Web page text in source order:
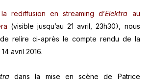
la rediffusion en streaming d’Elektra au
(visible jusqu’au 21 avril, 23h30), nous
relire ci-après le compte rendu de la
avril 2016.
dans la mise en scène de Patrice